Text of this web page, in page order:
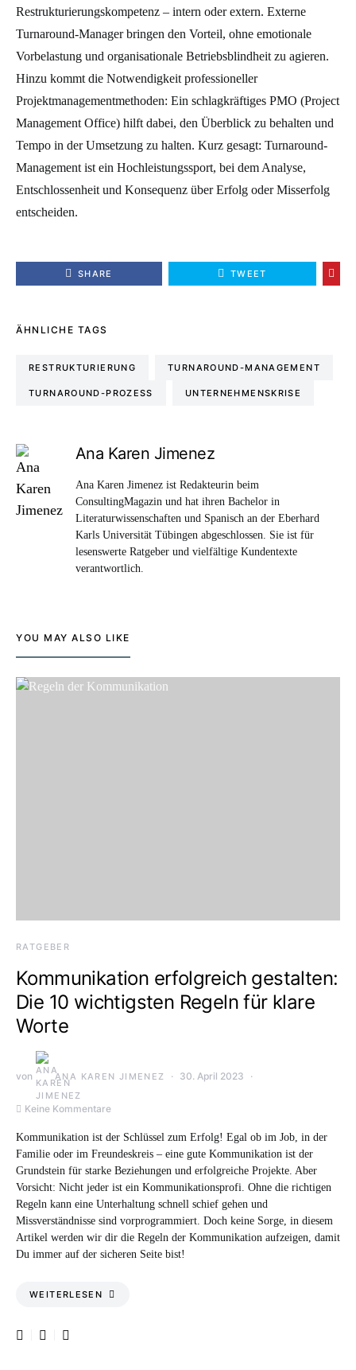
Restrukturierungskompetenz – intern oder extern. Externe
Turnaround-Manager bringen den Vorteil, ohne emotionale
Vorbelastung und organisationale Betriebsblindheit zu agieren.
Hinzu kommt die Notwendigkeit professioneller
Projektmanagementmethoden: Ein schlagkräftiges PMO (Project
Management Office) hilft dabei, den Überblick zu behalten und
Tempo in der Umsetzung zu halten. Kurz gesagt: Turnaround-
Management ist ein Hochleistungssport, bei dem Analyse,
Entschlossenheit und Konsequenz über Erfolg oder Misserfolg
entscheiden.
SHARE TWEET
ÄHNLICHE TAGS
RESTRUKTURIERUNG TURNAROUND-MANAGEMENT
TURNAROUND-PROZESS UNTERNEHMENSKRISE
Ana Karen Jimenez
Ana Karen Jimenez ist Redakteurin beim
ConsultingMagazin und hat ihren Bachelor in
Literaturwissenschaften und Spanisch an der Eberhard
Karls Universität Tübingen abgeschlossen. Sie ist für
lesenswerte Ratgeber und vielfältige Kundentexte
verantwortlich.
YOU MAY ALSO LIKE
RATGEBER
Kommunikation erfolgreich gestalten:
Die 10 wichtigsten Regeln für klare
Worte
von ANA KAREN JIMENEZ 30. April 2023
Keine Kommentare
Kommunikation ist der Schlüssel zum Erfolg! Egal ob im Job, in der
Familie oder im Freundeskreis – eine gute Kommunikation ist der
Grundstein für starke Beziehungen und erfolgreiche Projekte. Aber
Vorsicht: Nicht jeder ist ein Kommunikationsprofi. Ohne die richtigen
Regeln kann eine Unterhaltung schnell schief gehen und
Missverständnisse sind vorprogrammiert. Doch keine Sorge, in diesem
Artikel werden wir dir die Regeln der Kommunikation aufzeigen, damit
Du immer auf der sicheren Seite bist!
WEITERLESEN